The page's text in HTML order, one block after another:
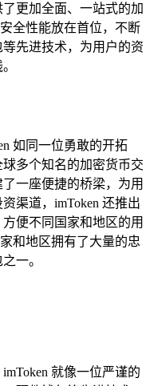
更加全面、一站式的加
全性能放在首位，不断
先进技术，为用户的资
如同一位勇敢的开拓
多个知名的加密货币交
一座便捷的桥梁，为用
渠道，imToken 还推出
便不同国家和地区的用
和地区拥有了大量的忠
一。
就像一位严谨的